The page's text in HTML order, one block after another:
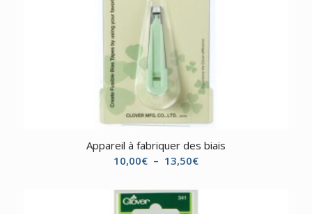
Appareil à fabriquer des biais
10,00€ – 13,50€Plage
prix :